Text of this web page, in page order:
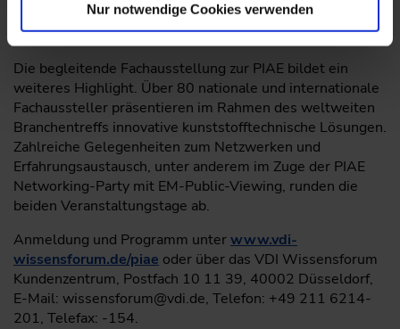
Nur notwendige Cookies verwenden
Fachausstellung flankiert den Kongress
Die begleitende Fachausstellung zur PIAE bildet ein
weiteres Highlight. Über 80 nationale und internationale
Fachaussteller präsentieren im Rahmen des weltweiten
Branchentreffs innovative kunststofftechnische Lösungen.
Zahlreiche Gelegenheiten zum Netzwerken und
Erfahrungsaustausch, unter anderem im Zuge der PIAE
Networking-Party mit EM-Public-Viewing, runden die
beiden Veranstaltungstage ab.
Anmeldung und Programm unterwww.vdi-
wissensforum.de/piae oder über das VDI Wissensforum
Kundenzentrum, Postfach 10 11 39, 40002 Düsseldorf,
E-Mail: wissensforum@vdi.de, Telefon: +49 211 6214-
201, Telefax: -154.